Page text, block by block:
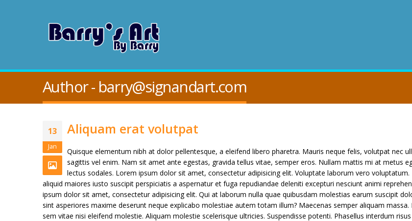
Author - barry@signandart.com
13
Jan
Aliquam erat volutpat
Quisque elementum nibh at dolor pellentesque, a eleifend libero pharetra. Mauris neque felis, volutpat nec
sagittis vel enim. Nam sit amet ante egestas, gravida tellus vitae, semper eros. Nullam mattis mi at metus
lectus sodales. Lorem ipsum dolor sit amet, consectetur adipisicing elit. Voluptate laborum vero voluptatum.
aliquid maiores iusto suscipit perspiciatis a aspernatur et fuga repudiandae deleniti excepturi nesciunt animi
ipsum dolor sit amet, consectetur adipisicing elit. Qui at laborum nulla quae quibusdam molestias earum suscipit
sint asperiores maxime deserunt neque explicabo molestiae autem totam illum? Maecenas semper aliquam massa.
sem vitae nisi eleifend molestie. Aliquam molestie scelerisque ultricies. Suspendisse potenti. Phasellus interdum